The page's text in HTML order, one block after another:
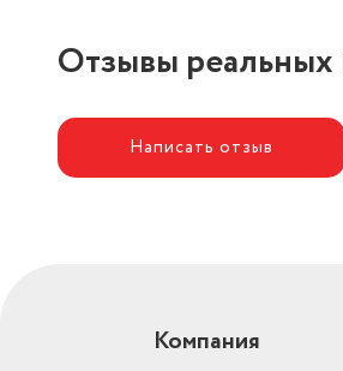
Отзывы реальных
Написать отзыв
Компания